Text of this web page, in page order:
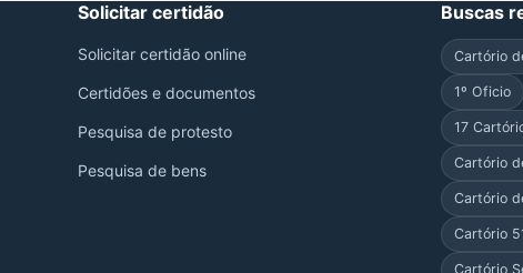
Solicitar certidão
Solicitar certidão online
Certidões e documentos
Pesquisa de protesto
Pesquisa de bens
Buscas
Cartório
1º Oficio
17
Cartório
Cartório
Cartório
Cartório